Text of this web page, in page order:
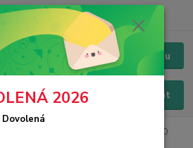
Menu
Hledat
P30
2026
Dovolená